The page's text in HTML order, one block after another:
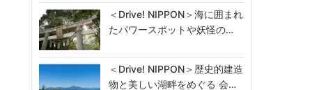
＜Drive! NIPPON＞海に囲まれ
たパワースポットや妖怪の…
＜Drive! NIPPON＞歴史的建造
物と美しい湖畔をめぐる 会…